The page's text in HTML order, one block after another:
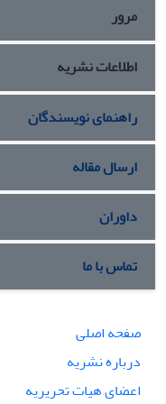
مرور
اطلاعات نشریه
راهنمای نویسندگان
ارسال مقاله
داوران
تماس با ما
صفحه اصلی
درباره نشریه
اعضای هیات تحریریه